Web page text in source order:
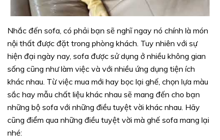
Nhắc đến sofa, có phải bạn sẽ nghĩ ngay nó chính là món
nội thất được đặt trong phòng khách. Tuy nhiên với sự
hiện đại ngày nay, sofa được sử dụng ở nhiều không gian
sống cũng như làm việc và với nhiều ứng dụng tiện ích
khác nhau. Từ việc mua mới hay bọc lại ghế, chọn lựa màu
sắc hay mẫu chất liệu khác nhau sẽ mang đến cho bạn
những bộ sofa với những điều tuyệt vời khác nhau. Hãy
cũng điểm qua những điều tuyệt vời mà ghế sofa mang lại
nhé: